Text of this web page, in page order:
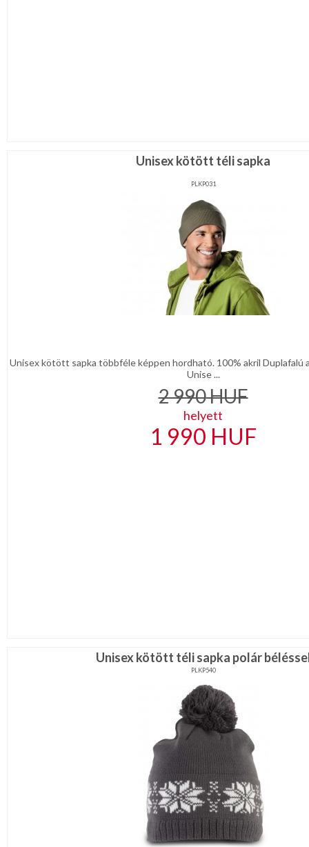
Unisex kötött téli sapka
PLKP031
Unisex kötött sapka többféle képpen hordható. 100% akril Duplafalú
Unise ...
2 990HUF
helyett
1 990 HUF
Unisex kötött téli sapka polár
PLKP540